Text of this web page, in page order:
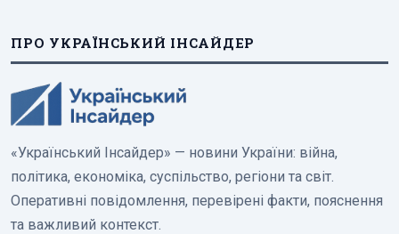
ПРО УКРАЇНСЬКИЙ ІНСАЙДЕР
«Український Інсайдер» — новини України: війна,
політика, економіка, суспільство, регіони та світ.
Оперативні повідомлення, перевірені факти, пояснення
та важливий контекст.